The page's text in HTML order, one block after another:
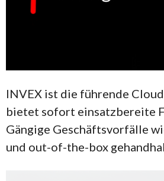
INVEX ist die führende
bietet sofort einsatzbereite
Gängige Geschäftsvorfälle
und out-of-the-box